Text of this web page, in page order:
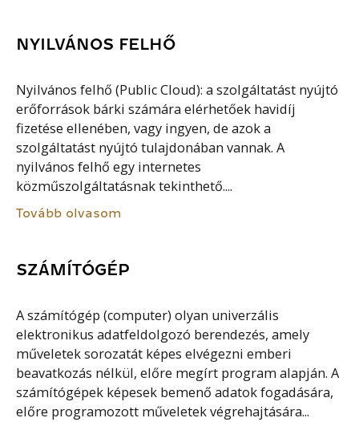
NYILVÁNOS FELHŐ
Nyilvános felhő (Public Cloud): a szolgáltatást nyújtó
erőforrások bárki számára elérhetőek havidíj
fizetése ellenében, vagy ingyen, de azok a
szolgáltatást nyújtó tulajdonában vannak. A
nyilvános felhő egy internetes
közműszolgáltatásnak tekinthető....
Tovább olvasom
SZÁMÍTÓGÉP
A számítógép (computer) olyan univerzális
elektronikus adatfeldolgozó berendezés, amely
műveletek sorozatát képes elvégezni emberi
beavatkozás nélkül, előre megírt program alapján. A
számítógépek képesek bemenő adatok fogadására,
előre programozott műveletek végrehajtására...